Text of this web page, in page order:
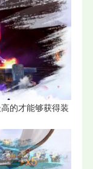
的才能够获得装